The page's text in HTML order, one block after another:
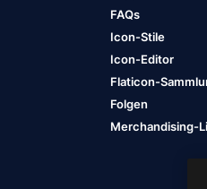
FAQs
Icon-Stile
Icon-Editor
Flaticon-
Folgen
Merchandising-